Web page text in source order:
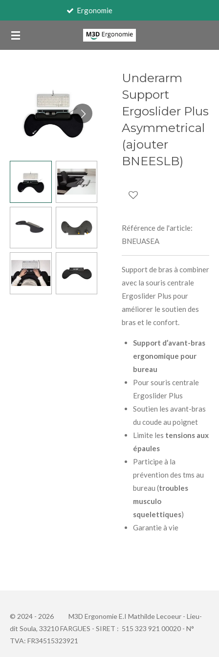
contenu
principal
Underarm
Support
Ergoslider Plus
Asymmetrical
(ajouter
BNEESLB)
Référence de l'article:
BNEUASEA
Support de bras à combiner
avec la souris centrale
Ergoslider Plus pour
améliorer le soutien des
bras et le confort.
Support d’avant-bras
ergonomique pour
bureau
Poursouris centrale
Ergoslider Plus
Soutien les avant-bras
du coude au poignet
Limite les tensions aux
épaules
Participe à la
prévention des tms au
bureau (troubles
musculo
squelettiques)
Garantie à vie
© 2024 - 2026 M3D Ergonomie E.I Mathilde Lecoeur - Lieu-
dit Soula, 33210 FARGUES - SIRET : 515 323 921 00020 - N°
TVA: FR34515323921